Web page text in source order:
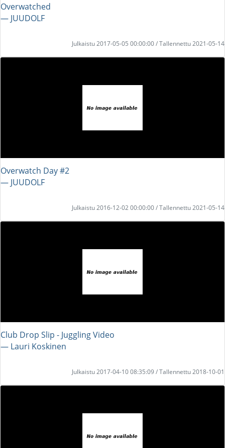
Overwatched
― JUUDOLF
Julkaistu 2017-05-05 00:00:00 / Tallennettu 2021-05-14
Overwatch Day #2
― JUUDOLF
Julkaistu 2016-12-02 00:00:00 / Tallennettu 2021-05-14
Club Drop Slip - Juggling Video
― Lauri Koskinen
Julkaistu 2017-04-10 08:35:09 / Tallennettu 2018-10-01